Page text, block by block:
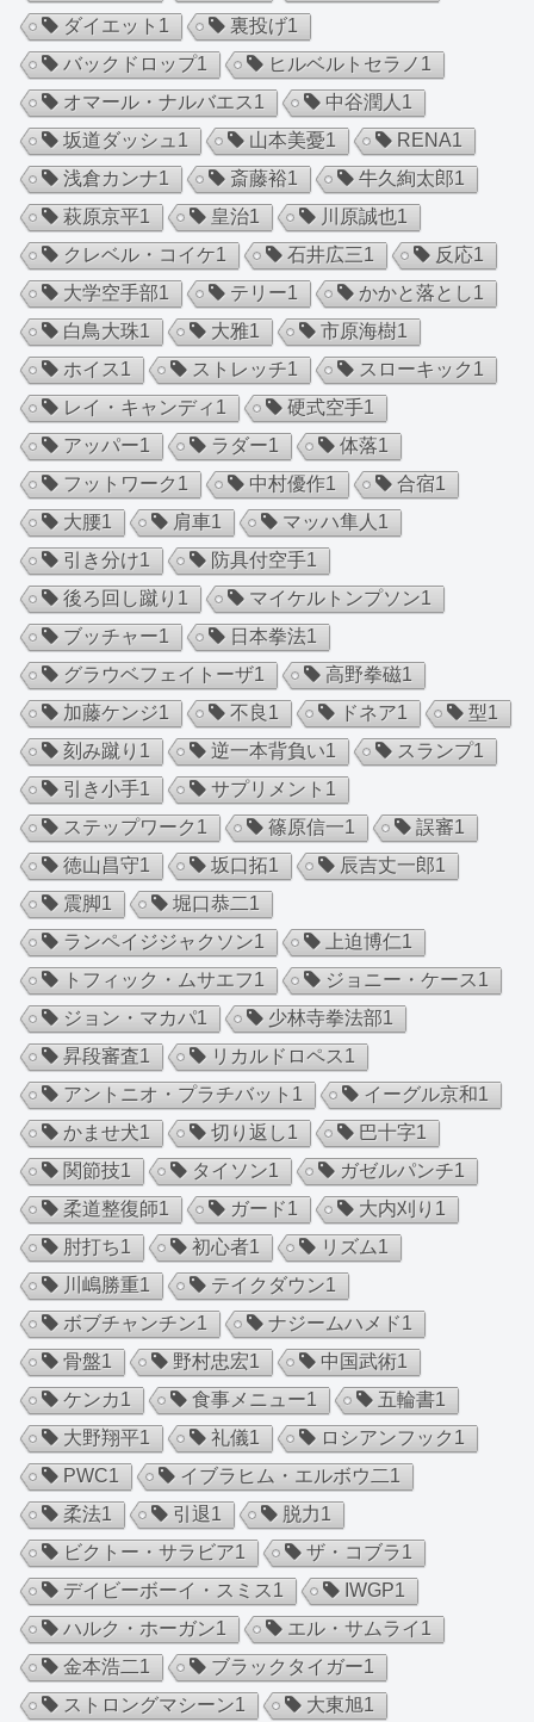
ダイエット 1 裏投げ1
バックドロップ1 ヒルベルトセラノ 1
オマール・ナルバエス1 中谷潤人 1
坂道ダッシュ 1 山本美憂1 RENA1
浅倉カンナ1 斎藤裕1 牛久絢太郎1
萩原京平1 皇治1 川原誠也1
クレベル・コイケ1 石井広三1 反応1
大学空手部1 テリー1 かかと落とし1
白鳥大珠1 大雅1 市原海樹1
ホイス1 ストレッチ1 スローキック1
レイ・キャンディ 1 硬式空手1
アッパー1 ラダー1 体落1
フットワーク1 中村優作1 合宿1
大腰1 肩車1 マッハ隼人 1
引き分け1 防具付空手1
後ろ回し蹴り 1 マイケルトンプソン1
ブッチャー1 日本拳法1
グラウベフェイトーザ1 高野拳磁1
加藤ケンジ1 不良 1 ドネア1 型1
刻み蹴り 1 逆一本背負い1 スランプ1
引き小手1 サプリメント 1
ステップワーク1 篠原信一1 誤審1
徳山昌守1 坂口拓1 辰吉丈一郎1
震脚1 堀口恭二1
ランペイジジャクソン1 上迫博仁1
トフィック・ムサエフ1 ジョニー・ケース1
ジョン・マカパ1 少林寺拳法部1
昇段審査1 リカルドロペス1
アントニオ・プラチバット 1 イーグル京和1
かませ犬1 切り返し1 巴十字1
関節技1 タイソン1 ガゼルパンチ1
柔道整復師1 ガード1 大内刈り 1
肘打ち1 初心者1 リズム1
川嶋勝重1 テイクダウン1
ボブチャンチン1 ナジームハメド1
骨盤1 野村忠宏1 中国武術1
ケンカ1 食事メニュー1 五輪書1
大野翔平1 礼儀1 ロシアンフック1
PWC1 イブラヒム・エルボウ二1
柔法1 引退1 脱力1
ビクトー・サラビア1 ザ・コブラ1
デイビーボーイ・スミス1 IWGP1
ハルク・ホーガン1 エル・サムライ 1
金本浩二1 ブラックタイガー1
ストロングマシーン1 大東旭1